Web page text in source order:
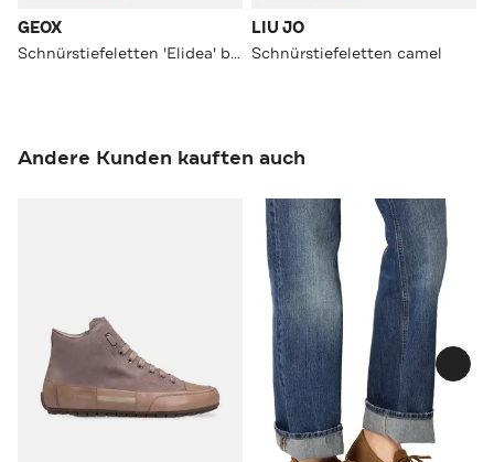
GEOX
Schnürstiefeletten 'Elidea' braun
LIU JO
Schnürstiefeletten camel
Andere Kunden kauften auch